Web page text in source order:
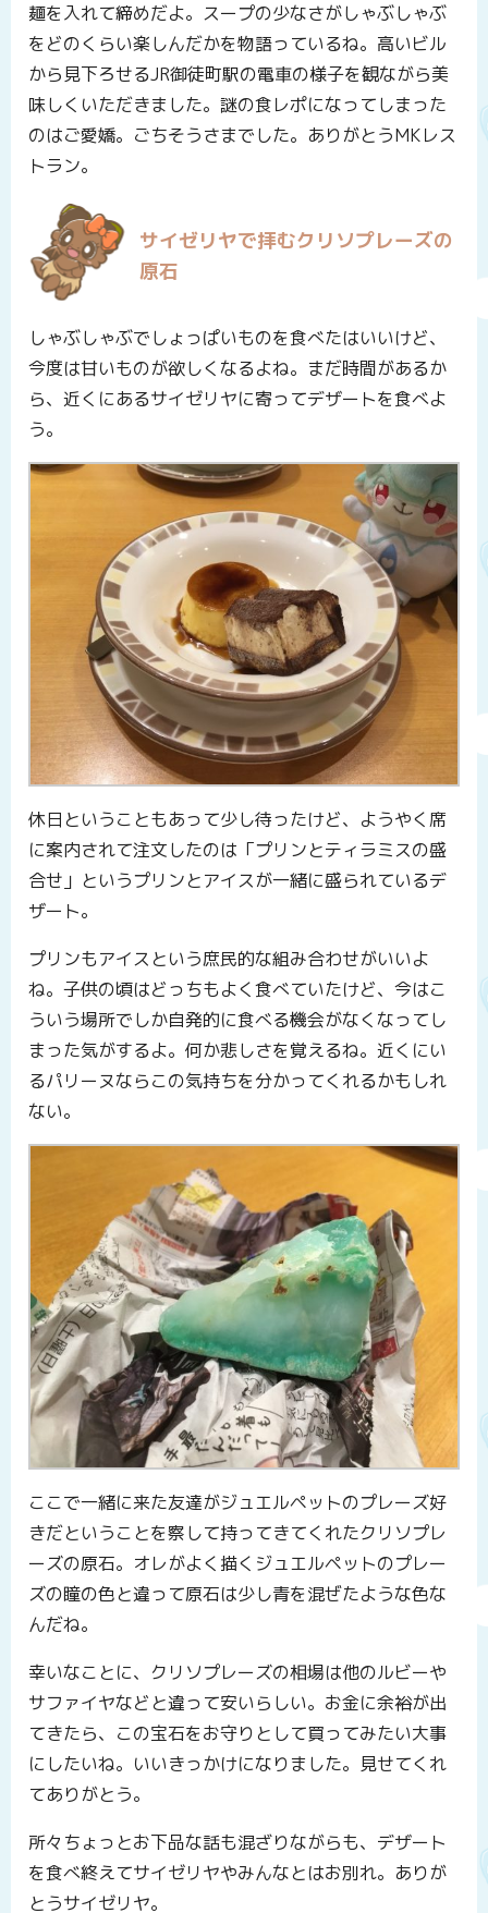
麺を入れて締めだよ。スープの少なさがしゃぶしゃぶ
をどのくらい楽しんだかを物語っているね。高いビル
から見下ろせるJR御徒町駅の電車の様子を観ながら美
味しくいただきました。謎の食レポになってしまった
のはご愛嬌。ごちそうさまでした。ありがとうMKレス
トラン。
サイゼリヤで拝むクリソプレーズの
原石
しゃぶしゃぶでしょっぱいものを食べたはいいけど、
今度は甘いものが欲しくなるよね。まだ時間があるか
ら、近くにあるサイゼリヤに寄ってデザートを食べよ
う。
休日ということもあって少し待ったけど、ようやく席
に案内されて注文したのは「プリンとティラミスの盛
合せ」というプリンとアイスが一緒に盛られているデ
ザート。
プリンもアイスという庶民的な組み合わせがいいよ
ね。子供の頃はどっちもよく食べていたけど、今はこ
ういう場所でしか自発的に食べる機会がなくなってし
まった気がするよ。何か悲しさを覚えるね。近くにい
るパリーヌならこの気持ちを分かってくれるかもしれ
ない。
ここで一緒に来た友達がジュエルペットのプレーズ好
きだということを察して持ってきてくれたクリソプレ
ーズの原石。オレがよく描くジュエルペットのプレー
ズの瞳の色と違って原石は少し青を混ぜたような色な
んだね。
幸いなことに、クリソプレーズの相場は他のルビーや
サファイヤなどと違って安いらしい。お金に余裕が出
てきたら、この宝石をお守りとして買ってみたい大事
にしたいね。いいきっかけになりました。見せてくれ
てありがとう。
所々ちょっとお下品な話も混ざりながらも、デザート
を食べ終えてサイゼリヤやみんなとはお別れ。ありが
とうサイゼリヤ。